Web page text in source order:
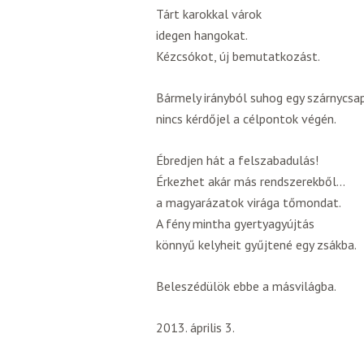
Tárt karokkal várok
idegen hangokat.
Kézcsókot, új bemutatkozást.
Bármely irányból suhog egy
nincs kérdőjel a célpontok végén.
Ébredjen hát a felszabadulás!
Érkezhet akár más rendszerekből…
a magyarázatok virága tőmondat.
A fény mintha gyertyagyújtás
könnyű kelyheit gyűjtené egy zsákba.
Beleszédülök ebbe a másvilágba.
2013. április 3.